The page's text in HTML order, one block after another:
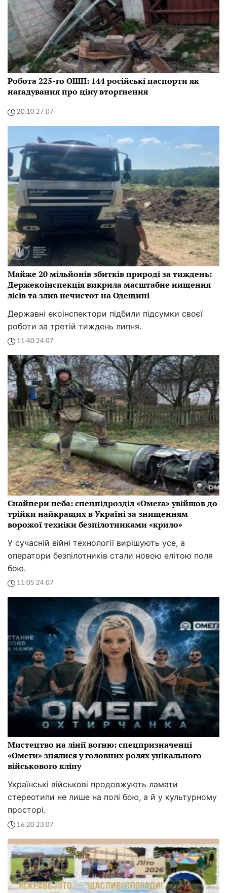
Робота 225-го ОШП: 144 російські паспорти як
нагадування про ціну вторгнення
20:10 27.07
Майже 20 мільйонів збитків природі за тиждень:
Держекоінспекція викрила масштабне нищення
лісів та злив нечистот на Одещині
Державні екоінспектори підбили підсумки своєї
роботи за третій тиждень липня.
11:40 24.07
Снайпери неба: спецпідрозділ «Омега» увійшов до
трійки найкращих в Україні за знищенням
ворожої техніки безпілотниками «крило»
У сучасній війні технології вирішують усе, а
оператори безпілотників стали новою елітою поля
бою.
11:05 24.07
Мистецтво на лінії вогню: спецпризначенці
«Омеги» знялися у головних ролях унікального
військового кліпу
Українські військові продовжують ламати
стереотипи не лише на полі бою, а й у культурному
просторі.
16:20 23.07